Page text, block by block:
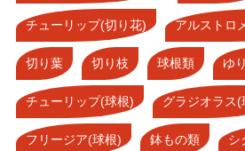
チューリップ(切り花) アルストロ
切り葉 切り枝 球根類 ゆ
チューリップ(球根) グラジオラス(
フリージア(球根) 鉢もの類 シ